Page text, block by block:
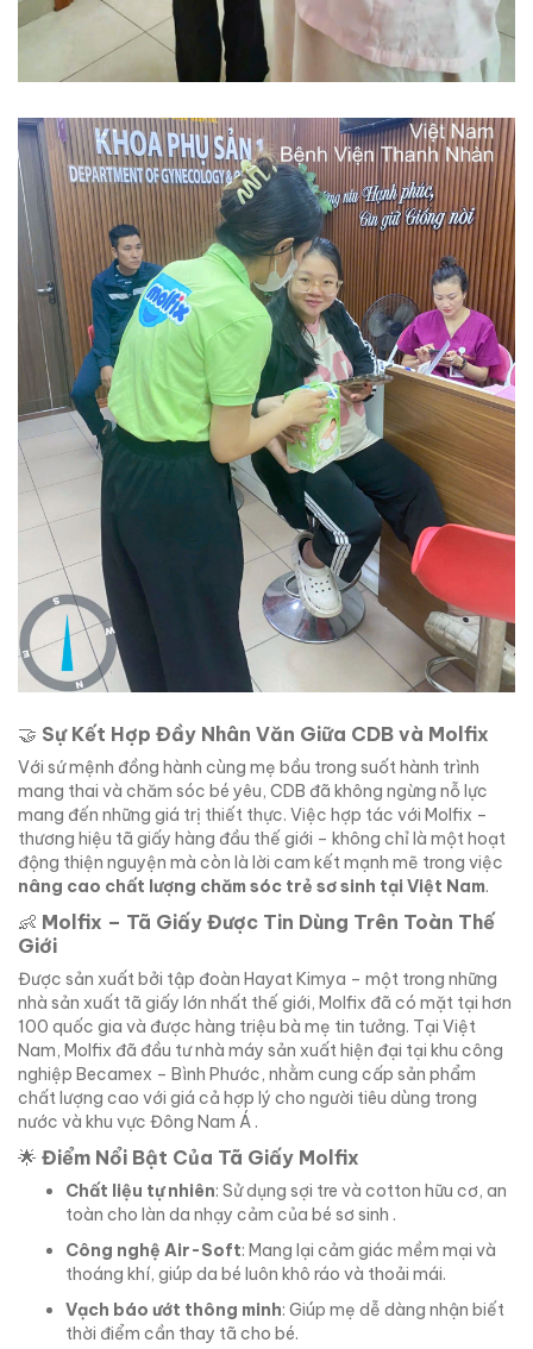
🤝 Sự Kết Hợp Đầy Nhân Văn Giữa CDB và Molfix
Với sứ mệnh đồng hành cùng mẹ bầu trong suốt hành trình
mang thai và chăm sóc bé yêu, CDB đã không ngừng nỗ lực
mang đến những giá trị thiết thực. Việc hợp tác với Molfix –
thương hiệu tã giấy hàng đầu thế giới – không chỉ là một hoạt
động thiện nguyện mà còn là lời cam kết mạnh mẽ trong việc
nâng cao chất lượng chăm sóc trẻ sơ sinh tại Việt Nam.
👶 Molfix – Tã Giấy Được Tin Dùng Trên Toàn Thế
Giới
Được sản xuất bởi tập đoàn Hayat Kimya – một trong những
nhà sản xuất tã giấy lớn nhất thế giới, Molfix đã có mặt tại hơn
100 quốc gia và được hàng triệu bà mẹ tin tưởng. Tại Việt
Nam, Molfix đã đầu tư nhà máy sản xuất hiện đại tại khu công
nghiệp Becamex – Bình Phước, nhằm cung cấp sản phẩm
chất lượng cao với giá cả hợp lý cho người tiêu dùng trong
nước và khu vực Đông Nam Á .
🌟 Điểm Nổi Bật Của Tã Giấy Molfix
Chất liệu tự nhiên: Sử dụng sợi tre và cotton hữu cơ, an
toàn cho làn da nhạy cảm của bé sơ sinh .
Công nghệ Air-Soft: Mang lại cảm giác mềm mại và
thoáng khí, giúp da bé luôn khô ráo và thoải mái.
Vạch báo ướt thông minh: Giúp mẹ dễ dàng nhận biết
thời điểm cần thay tã cho bé.